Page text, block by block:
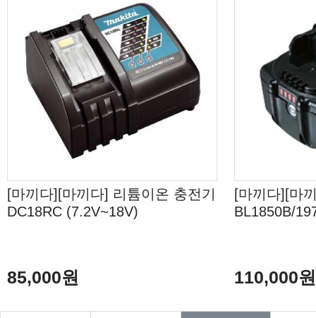
[마끼다][마끼다] 리튬이온 충전기
DC18RC (7.2V~18V)
85,000원
[마끼다][마
BL1850B/
110,000원